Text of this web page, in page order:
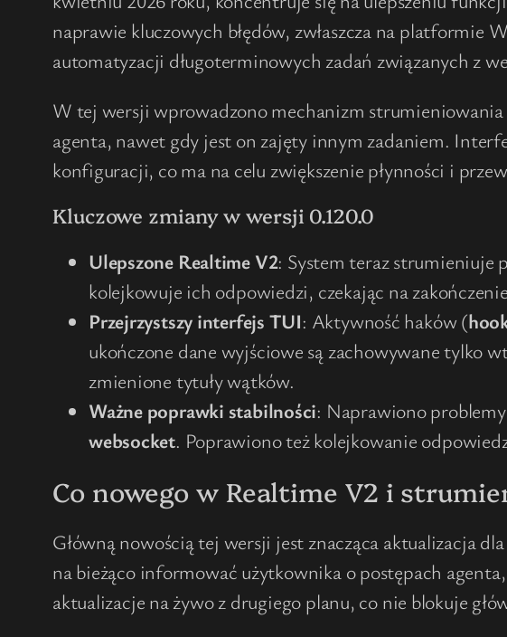
naprawie kluczowych błędów, zwłaszcza na
automatyzacji długoterminowych zadań związanych z
W tej wersji wprowadzono mechanizm
agenta, nawet gdy jest on zajęty innym zadaniem.
konfiguracji, co ma na celu zwiększenie płynności i
Kluczowe zmiany w wersji 0.120.0
Ulepszone Realtime V2: System teraz strumieniuje
kolejkowuje ich odpowiedzi, czekając na
Przejrzystszy interfejs TUI: Aktywność haków (
ukończone dane wyjściowe są zachowywane tylko
zmienione tytuły wątków.
Ważne poprawki stabilności: Naprawiono problemy
websocket. Poprawiono też kolejkowanie
Co nowego w Realtime V2 i
Główną nowością tej wersji jest znacząca aktualizacja
na bieżąco informować użytkownika o postępach
aktualizacje na żywo z drugiego planu, co nie blokuje